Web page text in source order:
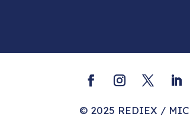
© 2025 REDIEX / MIC